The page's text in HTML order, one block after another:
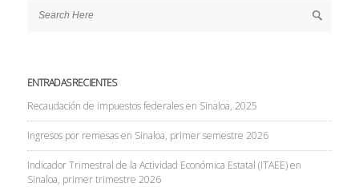
ENTRADAS RECIENTES
Recaudación de impuestos federales en Sinaloa, 2025
Ingresos por remesas en Sinaloa, primer semestre 2026
Indicador Trimestral de la Actividad Económica Estatal (ITAEE) en
Sinaloa, primer trimestre 2026